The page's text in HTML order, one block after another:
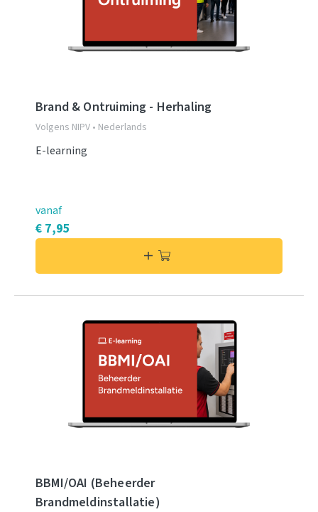
Brand & Ontruiming - Herhaling
Volgens NIPV • Nederlands
E-learning
vanaf
€ 7,95
BBMI/OAI (Beheerder
Brandmeldinstallatie)